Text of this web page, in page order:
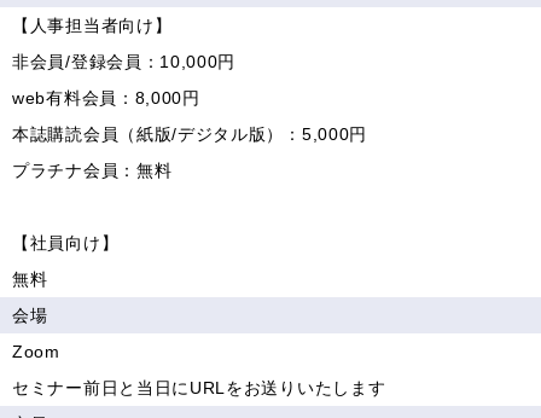
【人事担当者向け】
非会員/登録会員：10,000円
web有料会員：8,000円
本誌購読会員（紙版/デジタル版）：5,000円
プラチナ会員：無料
【社員向け】
無料
会場
Zoom
セミナー前日と当日にURLをお送りいたします